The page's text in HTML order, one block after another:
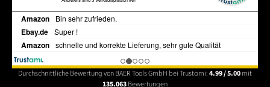
Durchschnittliche Bewertung von BAER Tools GmbH bei Trustami:4.99 / 5.00mit
135.063Bewertungen